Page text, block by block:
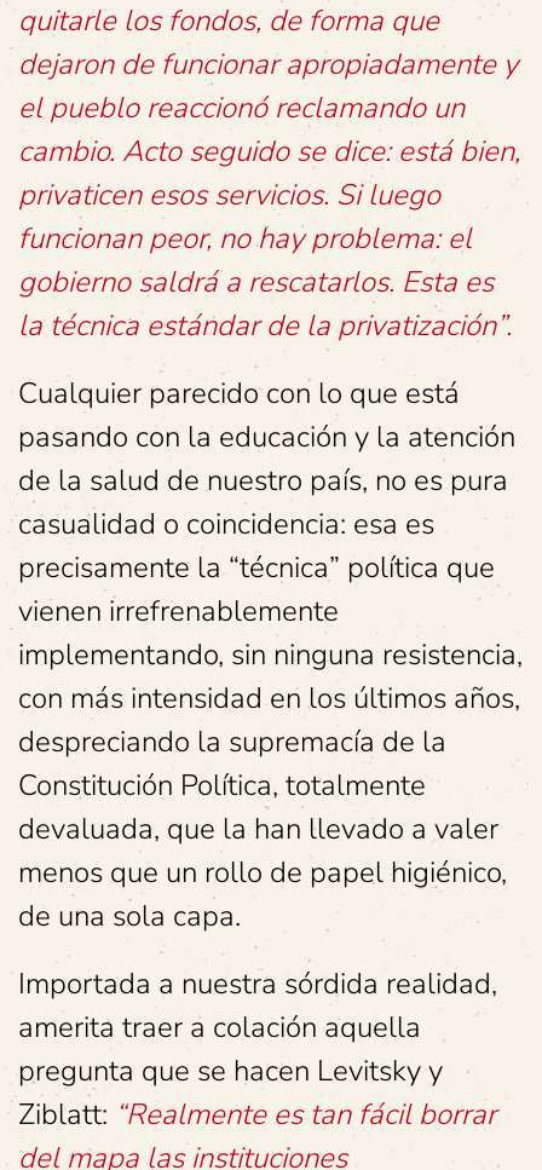
quitarle los fondos, de forma que
dejaron de funcionar apropiadamente y
el pueblo reaccionó reclamando un
cambio. Acto seguido se dice: está bien,
privaticen esos servicios. Si luego
funcionan peor, no hay problema: el
gobierno saldrá a rescatarlos. Esta es
la técnica estándar de la privatización”.
Cualquier parecido con lo que está
pasando con la educación y la atención
de la salud de nuestro país, no es pura
casualidad o coincidencia: esa es
precisamente la “técnica” política que
vienen irrefrenablemente
implementando, sin ninguna resistencia,
con más intensidad en los últimos años,
despreciando la supremacía de la
Constitución Política, totalmente
devaluada, que la han llevado a valer
menos que un rollo de papel higiénico,
de una sola capa.
Importada a nuestra sórdida realidad,
amerita traer a colación aquella
pregunta que se hacen Levitsky y
Ziblatt: “Realmente es tan fácil borrar
del mapa las instituciones